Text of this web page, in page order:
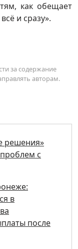
как обещает
и сразу».
за содержание
авторам.
решения»
с
в
после